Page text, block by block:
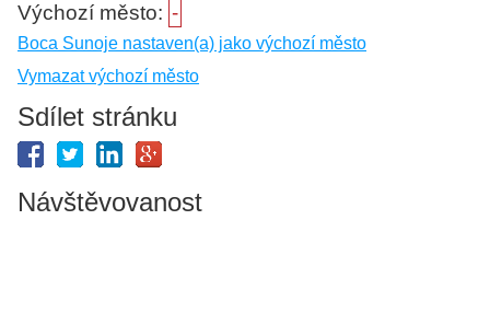
Výchozí město: -
Boca Sunoje nastaven(a) jako výchozí město
Vymazat výchozí město
Sdílet stránku
Návštěvovanost